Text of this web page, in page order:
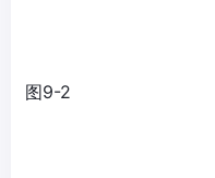
图9-2